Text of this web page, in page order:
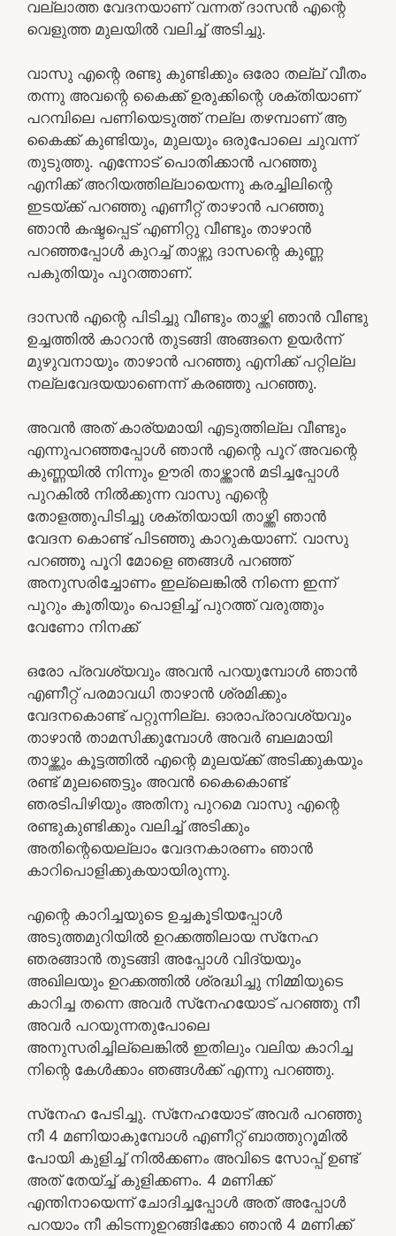
വല്ലാത്ത വേദനയാണ് വന്നത് ദാസന്‍ എന്റെ
വെളുത്ത മുലയില്‍ വലിച്ച് അടിച്ചു.
വാസു എന്റെ രണ്ടു കുണ്ടിക്കും ഒരോ തല്ല് വീതം
തന്നു അവന്റെ കൈക്ക് ഉരുക്കിന്റെ ശക്തിയാണ്
പറമ്പിലെ പണിയെടുത്ത് നല്ല തഴമ്പാണ് ആ
കൈക്ക് കുണ്ടിയും, മുലയും ഒരുപോലെ ചുവന്ന്
തുടുത്തു. എന്നോട് പൊതിക്കാന്‍ പറഞ്ഞു
എനിക്ക് അറിയത്തില്ലായെന്നു കരച്ചിലിന്റെ
ഇടയ്ക്ക് പറഞ്ഞു എണീറ്റ് താഴാന്‍ പറഞ്ഞു
ഞാന്‍ കഷ്ടപ്പെട് എണിറ്റു വീണ്ടും താഴാന്‍
പറഞ്ഞപ്പോള്‍ കുറച്ച് താഴ്ന്നു ദാസന്റെ കുണ്ണ
പകുതിയും പുറത്താണ്.
ദാസന്‍ എന്റെ പിടിച്ചു വീണ്ടും താഴ്ത്തി ഞാന്‍ വീണ്ടു
ഉച്ചത്തില്‍ കാറാന്‍ തുടങ്ങി അങ്ങനെ ഉയര്‍ന്ന്
മുഴുവനായും താഴാന്‍ പറഞ്ഞു എനിക്ക് പറ്റില്ല
നല്ലവേദയയാണെന്ന് കരഞ്ഞു പറഞ്ഞു.
അവന്‍ അത് കാര്യമായി എടുത്തില്ല വീണ്ടും
എന്നുപറഞ്ഞപ്പോള്‍ ഞാന്‍ എന്റെ പൂറ് അവന്റെ
കുണ്ണയില്‍ നിന്നും ഊരി താഴ്ത്താന്‍ മടിച്ചപ്പോള്‍
പുറകില്‍ നില്‍ക്കുന്ന വാസു എന്റെ
തോളത്തുപിടിച്ചു ശക്തിയായി താഴ്ത്തി ഞാന്‍
വേദന കൊണ്ട് പിടഞ്ഞു കാറുകയാണ്. വാസു
പറഞ്ഞൂ പൂറി മോളെ ഞങ്ങള്‍ പറഞ്ഞ്
അനുസരിച്ചോണം ഇല്ലെങ്കില്‍ നിന്നെ ഇന്ന്
പൂറും കൂതിയും പൊളിച്ച് പുറത്ത് വരുത്തും
വേണോ നിനക്ക്
ഒരോ പ്രവശ്യവും അവന്‍ പറയുമ്പോള്‍ ഞാന്‍
എണീറ്റ് പരമാവധി താഴാന്‍ ശ്രമിക്കും
വേദനകൊണ്ട് പറ്റുന്നില്ല. ഓരാപ്രാവശ്യവും
താഴാന്‍ താമസിക്കുമ്പോള്‍ അവര്‍ ബലമായി
താഴ്ത്തും കൂട്ടത്തില്‍ എന്റെ മുലയ്ക്ക് അടിക്കുകയും
രണ്ട് മുലഞെട്ടും അവന്‍ കൈകൊണ്ട്
ഞരടിപിഴിയും അതിനു പുറമെ വാസു എന്റെ
രണ്ടുകുണ്ടിക്കും വലിച്ച് അടിക്കും
അതിന്റെയെല്ലാം വേദനകാരണം ഞാന്‍
കാറിപൊളിക്കുകയായിരുന്നു.
എന്റെ കാറിച്ചയുടെ ഉച്ചകൂടിയപ്പോള്‍
അടുത്തമുറിയില്‍ ഉറക്കത്തിലായ സ്‌നേഹ
ഞരങ്ങാന്‍ തുടങ്ങി അപ്പോള്‍ വിദ്യയും
അഖിലയും ഉറക്കത്തില്‍ ശ്രദ്ധിച്ചു നിമ്മിയുടെ
കാറിച്ച തന്നെ അവര്‍ സ്‌നേഹയോട് പറഞ്ഞു നീ
അവര്‍ പറയുന്നതുപോലെ
അനുസരിച്ചില്ലെങ്കില്‍ ഇതിലും വലിയ കാറിച്ച
നിന്റെ കേള്‍ക്കാം ഞങ്ങള്‍ക്ക് എന്നു പറഞ്ഞു.
സ്‌നേഹ പേടിച്ചു. സ്‌നേഹയോട് അവര്‍ പറഞ്ഞു
നീ 4 മണിയാകുമ്പോള്‍ എണീറ്റ് ബാത്തുറൂമില്‍
പോയി കുളിച്ച് നില്‍ക്കണം അവിടെ സോപ്പ് ഉണ്ട്
അത് തേയ്ച്ച് കുളിക്കണം. 4 മണിക്ക്
എന്തിനായെന്ന് ചോദിച്ചപ്പോള്‍ അത് അപ്പോള്‍
പറയാം നീ കിടന്നുഉറങ്ങിക്കോ ഞാന്‍ 4 മണിക്ക്